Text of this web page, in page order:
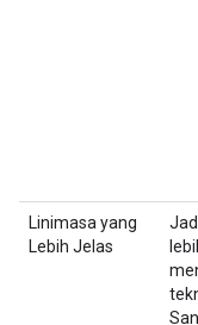
Linimasa yang
Lebih Jelas